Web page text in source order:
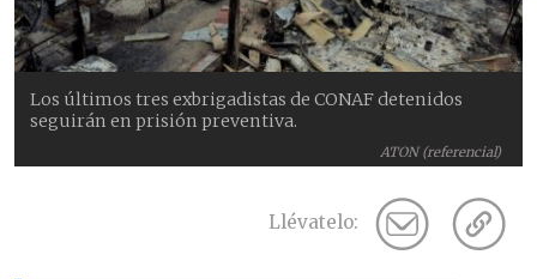
ATON (referencial)
Los últimos tres exbrigadistas de CONAF detenidos
seguirán en prisión preventiva.
Llévatelo: